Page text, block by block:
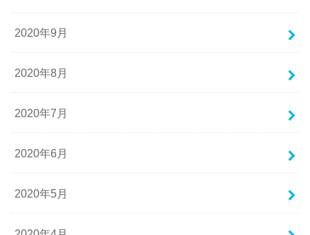
2020年9月
2020年8月
2020年7月
2020年6月
2020年5月